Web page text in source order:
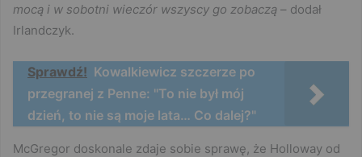
mocą i w sobotni wieczór wszyscy go zobaczą – dodał
Irlandczyk.
Sprawdź! Kowalkiewicz szczerze po
przegranej z Penne: "To nie był mój
dzień, to nie są moje lata… Co dalej?"
McGregor doskonale zdaje sobie sprawę, że Holloway od